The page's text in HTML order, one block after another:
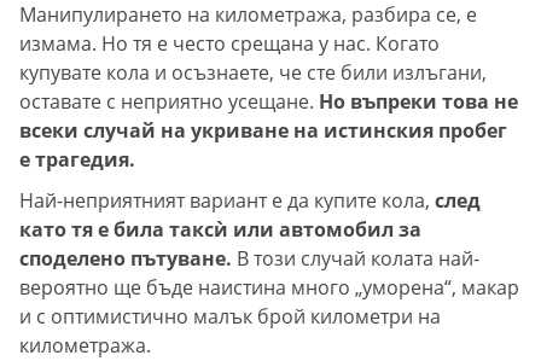
Манипулирането на километража, разбира се, е
измама. Но тя е често срещана у нас. Когато
купувате кола и осъзнаете, че сте били излъгани,
оставате с неприятно усещане. Но въпреки това не
всеки случай на укриване на истинския пробег
е трагедия.
Най-неприятният вариант е да купите кола, след
като тя е била таксѝ или автомобил за
споделено пътуване. В този случай колата най-
вероятно ще бъде наистина много „уморена“, макар
и с оптимистично малък брой километри на
километража.